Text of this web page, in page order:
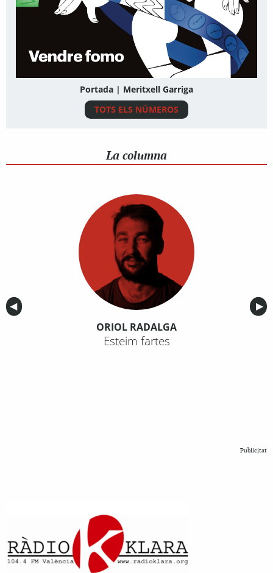
Portada | Meritxell Garriga
TOTS ELS NÚMEROS
La columna
Anterior
◀︎ ▶︎
ORIOL RADALGA
Esteim fartes
Publicitat